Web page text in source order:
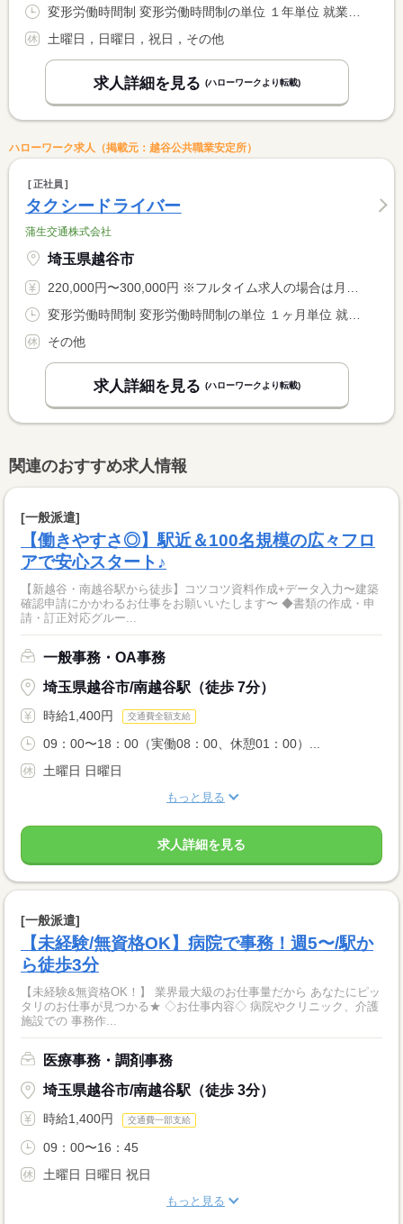
土曜日，日曜日，祝日，その他
求人詳細を見る (ハローワークより転載)
ハローワーク求人（掲載元：越谷公共職業安定所）
正社員
タクシードライバー
蒲生交通株式会社
埼玉県越谷市
220,000円〜300,000円 ※フルタイム求人の場合は月額（換算額）、パート求人の場合は時間額を表示しています。
その他
求人詳細を見る (ハローワークより転載)
関連のおすすめ求人情報
[一般派遣]
【働きやすさ◎】駅近＆100名規模の広々フロ
アで安心スタート♪
【新越谷・南越谷駅から徒歩】コツコツ資料作成+データ入力〜建築
確認申請にかかわるお仕事をお願いいたします〜 ◆書類の作成・申
請・訂正対応グルー...
一般事務・OA事務
埼玉県越谷市/南越谷駅（徒歩 7分）
時給1,400円 交通費全額支給
09：00〜18：00（実働08：00、休憩01：00）...
土曜日 日曜日
もっと見る
求人詳細を見る
[一般派遣]
【未経験/無資格OK】病院で事務！週5〜/駅か
ら徒歩3分
【未経験&無資格OK！】 業界最大級のお仕事量だから あなたにピッ
タリのお仕事が見つかる★ ◇お仕事内容◇ 病院やクリニック、介護
施設での 事務作...
医療事務・調剤事務
埼玉県越谷市/南越谷駅（徒歩 3分）
時給1,400円 交通費一部支給
09：00〜16：45
土曜日 日曜日 祝日
もっと見る